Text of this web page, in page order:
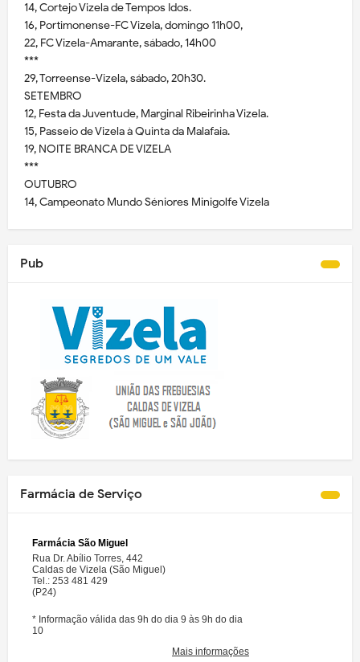
14, Cortejo Vizela de Tempos Idos.
16, Portimonense-FC Vizela, domingo 11h00,
22, FC Vizela-Amarante, sábado, 14h00
***
29, Torreense-Vizela, sábado, 20h30.
SETEMBRO
12, Festa da Juventude, Marginal Ribeirinha Vizela.
15, Passeio de Vizela à Quinta da Malafaia.
19, NOITE BRANCA DE VIZELA
***
OUTUBRO
14, Campeonato Mundo Séniores Minigolfe Vizela
Pub
Farmácia de Serviço